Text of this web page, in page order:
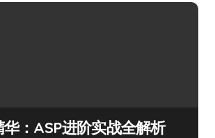
：ASP进阶实战全解析